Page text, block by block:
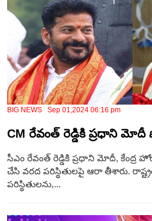
BIG NEWS Sep 01,2024 06:16 pm
CM రేవంత్ రెడ్డికి ప్రధాని
సీఎం రేవంత్ రెడ్డికి ప్రధాని మోదీ,
చేసి వరద పరిస్థితులపై ఆరా తీశారు.
పరిస్థితులను,...